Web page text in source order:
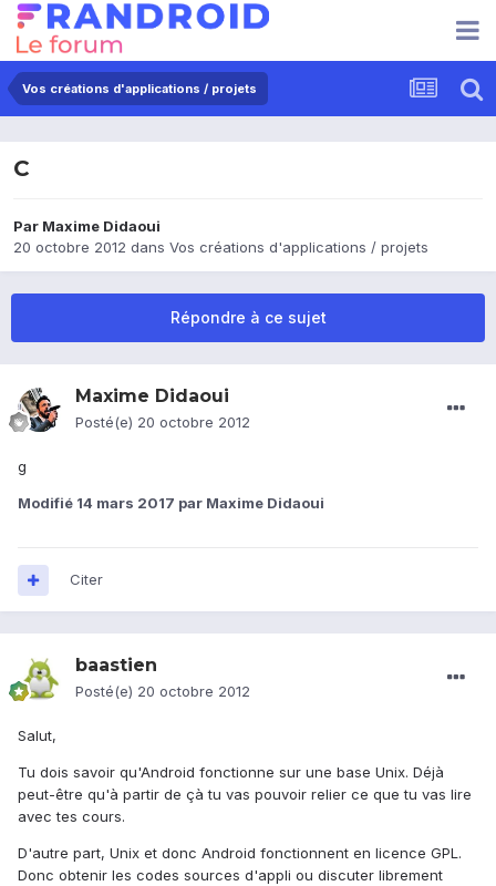
Vos créations d'applications / projets
C
Par Maxime Didaoui
20 octobre 2012 dans Vos créations d'applications / projets
Répondre à ce sujet
Maxime Didaoui
Posté(e) 20 octobre 2012
g
Modifié 14 mars 2017 par Maxime Didaoui
Citer
baastien
Posté(e) 20 octobre 2012
Salut,
Tu dois savoir qu'Android fonctionne sur une base Unix. Déjà
peut-être qu'à partir de çà tu vas pouvoir relier ce que tu vas lire
avec tes cours.
D'autre part, Unix et donc Android fonctionnent en licence GPL.
Donc obtenir les codes sources d'appli ou discuter librement